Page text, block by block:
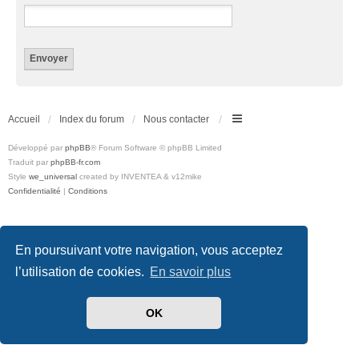
En poursuivant votre navigation, vous acceptez
l’utilisation de cookies. En savoir plus
OK
Accueil Index du forum Nous contacter
Développé par phpBB® Forum Software © phpBB Limited
Traduit par phpBB-fr.com
Style we_universal created by INVENTEA & v12mike
Confidentialité | Conditions